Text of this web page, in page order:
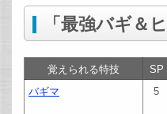
「最強バギ＆
覚えられる特技
SP
バギマ
5